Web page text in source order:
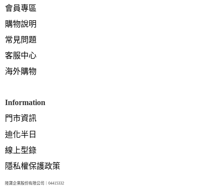
會員專區
購物說明
常見問題
客服中心
海外購物
Information
門市資訊
迪化半日
線上型錄
隱私權保護政策
陸寶企業股份有限公司｜04415332